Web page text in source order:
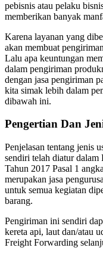
pebisnis atau pelaku
memberikan banyak
Karena layanan yang
akan membuat
Lalu apa keuntungan
dalam pengiriman
dengan jasa pengiriman
kita simak lebih dalam
dibawah ini.
Pengertian Dan
Penjelasan tentang jenis
sendiri telah diatur dalam
Tahun 2017 Pasal 1
merupakan jasa
untuk semua kegiatan
barang.
Pengiriman ini sendiri
kereta api, laut dan/atau
Freight Forwarding